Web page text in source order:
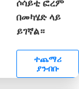
ሶሳይቲ ፎረም
በመካሄድ ላይ
ይገኛል።
ተጨማሪ
ያንብቡ